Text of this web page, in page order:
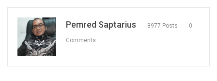
Pemred Saptarius 8977 Posts 0
Comments